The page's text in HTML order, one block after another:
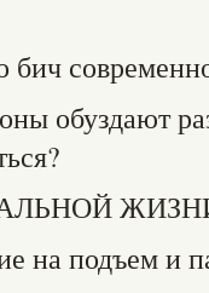
обуздают
на подъем и